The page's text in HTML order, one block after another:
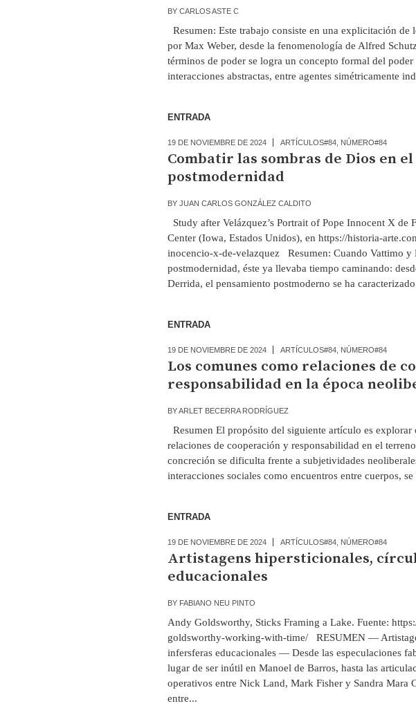
BY CARLOS ASTE C
Resumen: Este trabajo consiste en una explicitación
por Max Weber, desde la fenomenología de Alfred
términos de poder se logra un concepto formal del
interacciones abstractas, entre agentes simétricamente
ENTRADA
19 DE NOVIEMBRE DE 2024 ARTÍCULOS#84 NÚMERO#84
Combatir las sombras de Dios en
postmodernidad
BY JUAN CARLOS GONZÁLEZ CALDITO
Study after Velázquez’s Portrait of Pope Innocent X
Center (Iowa, Estados Unidos), en https://historia-
inocencio-x-de-velazquez Resumen: Cuando Vattimo y
postmodernidad, éste ya llevaba tiempo caminando:
Derrida, el pensamiento postmoderno se ha
ENTRADA
19 DE NOVIEMBRE DE 2024 ARTÍCULOS#84 NÚMERO#84
Los comunes como relaciones de
responsabilidad en la época
BYARLET BECERRA RODRÍGUEZ
Resumen El propósito del siguiente artículo es
relaciones de cooperación y responsabilidad en el
concreción se dificulta frente a subjetividades
interacciones sociales como encuentros entre cuerpos,
ENTRADA
19 DE NOVIEMBRE DE 2024 ARTÍCULOS#84 NÚMERO#84
Artistagens hipersticionales,
educacionales
BY FABIANO NEU PINTO
Andy Goldsworthy, Sticks Framing a Lake. Fuente:
goldsworthy-working-with-time/ RESUMEN —
infersferas educacionales — Desde las especulaciones
lugar de ser inútil en Manoel de Barros, hasta las
operativos entre Nick Land, Mark Fisher y Sandra Mara
entre...